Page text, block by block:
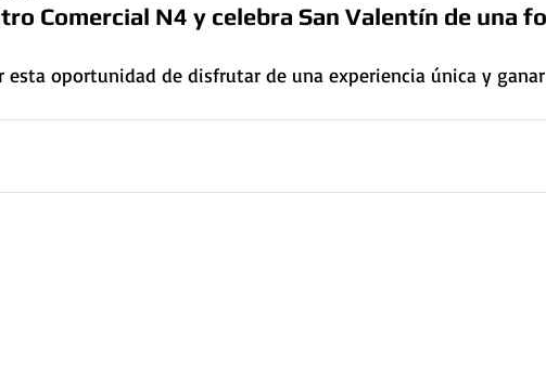
Comercial N4 y celebra San Valentín de una
esta oportunidad de disfrutar de una experiencia única y ganar